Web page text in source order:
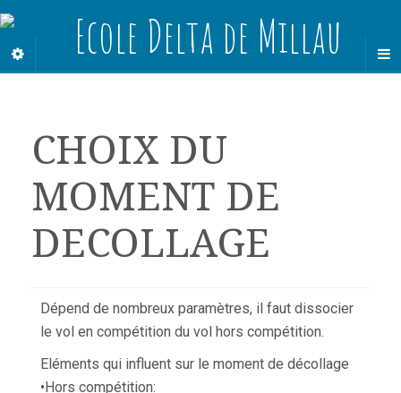
CHOIX DU
MOMENT DE
DECOLLAGE
Dépend de nombreux paramètres, il faut dissocier
le vol en compétition du vol hors compétition.
Eléments qui influent sur le moment de décollage
•Hors compétition: